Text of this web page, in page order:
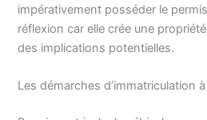
impérativement posséder le
réflexion car elle crée une
des implications potentielles.
Les démarches d’immatriculation